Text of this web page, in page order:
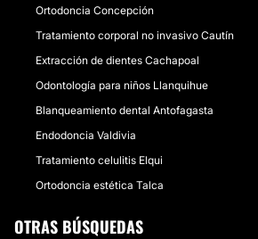
Ortodoncia Concepción
Tratamiento corporal no invasivo Cautín
Extracción de dientes Cachapoal
Odontología para niños Llanquihue
Blanqueamiento dental Antofagasta
Endodoncia Valdivia
Tratamiento celulitis Elqui
Ortodoncia estética Talca
OTRAS BÚSQUEDAS